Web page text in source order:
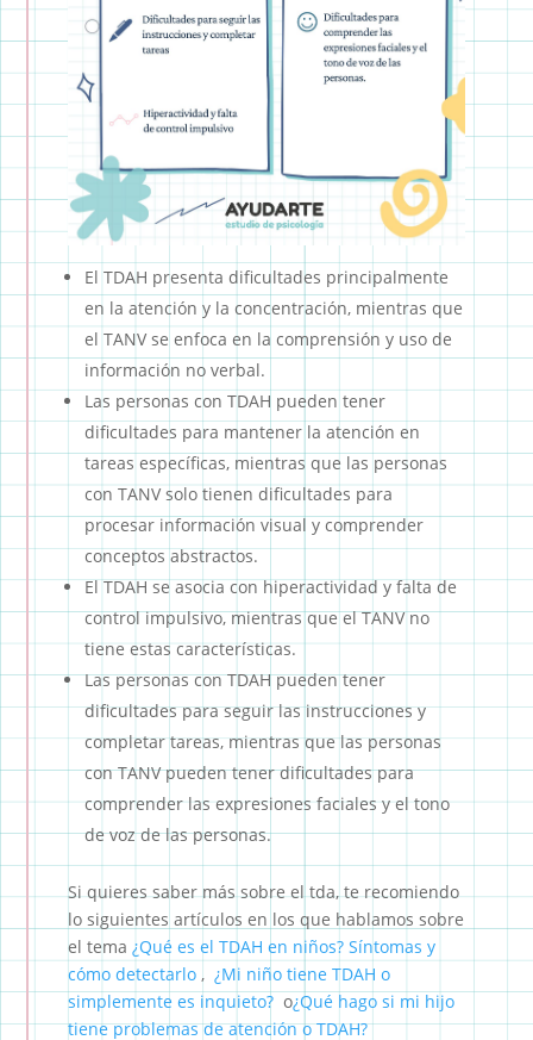
El TDAH presenta dificultades principalmente
en la atención y la concentración, mientras que
el TANV se enfoca en la comprensión y uso de
información no verbal.
Las personas con TDAH pueden tener
dificultades para mantener la atención en
tareas específicas, mientras que las personas
con TANV solo tienen dificultades para
procesar información visual y comprender
conceptos abstractos.
El TDAH se asocia con hiperactividad y falta de
control impulsivo, mientras que el TANV no
tiene estas características.
Las personas con TDAH pueden tener
dificultades para seguir las instrucciones y
completar tareas, mientras que las personas
con TANV pueden tener dificultades para
comprender las expresiones faciales y el tono
de voz de las personas.
Si quieres saber más sobre el tda, te recomiendo
lo siguientes artículos en los que hablamos sobre
el tema ¿Qué es el TDAH en niños? Síntomas y
cómo detectarlo, ¿Mi niño tiene TDAH o
simplemente es inquieto?o¿Qué hago si mi hijo
tiene problemas de atención o TDAH?